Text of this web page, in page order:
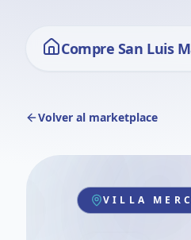
Compre San Luis
Volver al marketplace
VILLA